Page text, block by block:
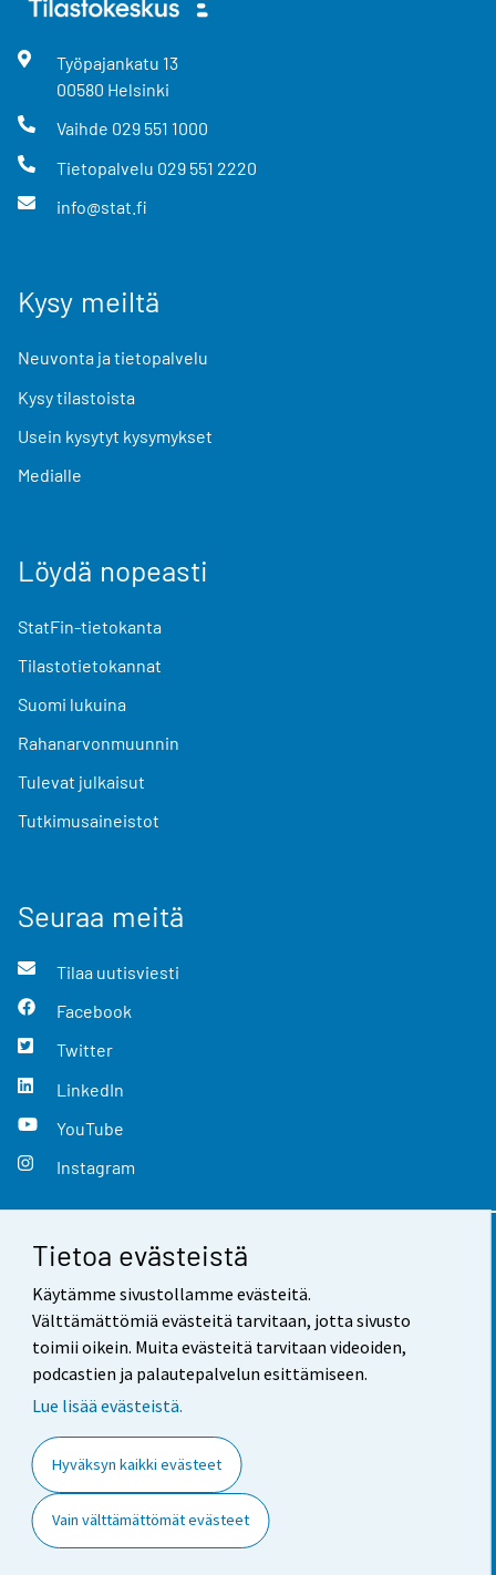
Tietoa evästeistä
Käytämme sivustollamme evästeitä.
Välttämättömiä evästeitä tarvitaan, jotta sivusto
toimii oikein. Muita evästeitä tarvitaan videoiden,
podcastien ja palautepalvelun esittämiseen.
Lue lisää evästeistä.
Hyväksyn kaikki evästeet
Vain välttämättömät evästeet
Työpajankatu 13
00580 Helsinki
Vaihde 029 551 1000
Tietopalvelu 029 551 2220
info@stat.fi
Kysy meiltä
Neuvonta ja tietopalvelu
Kysy tilastoista
Usein kysytyt kysymykset
Medialle
Löydä nopeasti
StatFin-tietokanta
Tilastotietokannat
Suomi lukuina
Rahanarvonmuunnin
Tulevat julkaisut
Tutkimusaineistot
Seuraa meitä
Tilaa uutisviesti
Facebook
Twitter
LinkedIn
YouTube
Instagram
Yhteystiedot
Palaute
Käyttöehdot
Saavutettavuus
Tietoa sivustosta
Evästeasetukset